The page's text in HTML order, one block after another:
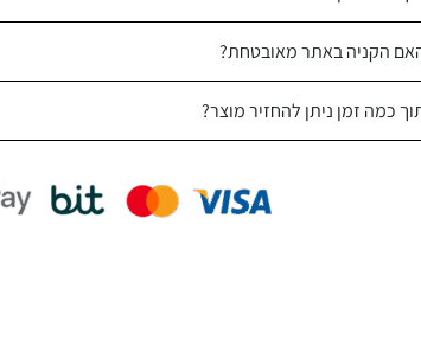
הקניה באתר מאובטחת?
כמה זמן ניתן להחזיר מוצר?